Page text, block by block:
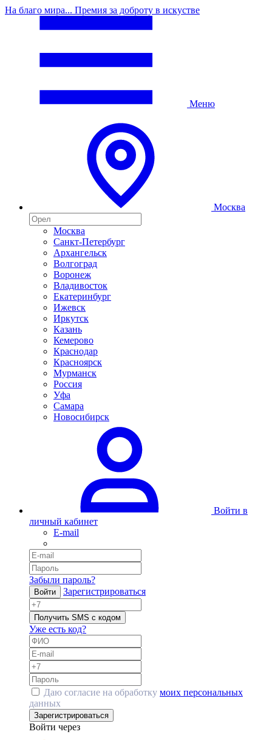
На благо мира... Премия за доброту в искустве
Меню
Москва
Москва
Санкт-Петербург
Архангельск
Волгоград
Воронеж
Владивосток
Екатеринбург
Ижевск
Иркутск
Казань
Кемерово
Краснодар
Красноярск
Мурманск
Россия
Уфа
Самара
Новосибирск
Войти в
личный кабинет
E-mail
Забыли пароль?
Войти Зарегистрироваться
Получить SMS с кодом
Уже есть код?
Даю согласие на обработку моих персональных
данных
Зарегистрироваться
Войти через